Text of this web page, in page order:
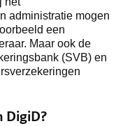
administratie mogen
een
Maar ook de
(SVB) en
DigiD?